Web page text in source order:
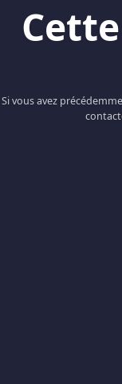
Si vous avez